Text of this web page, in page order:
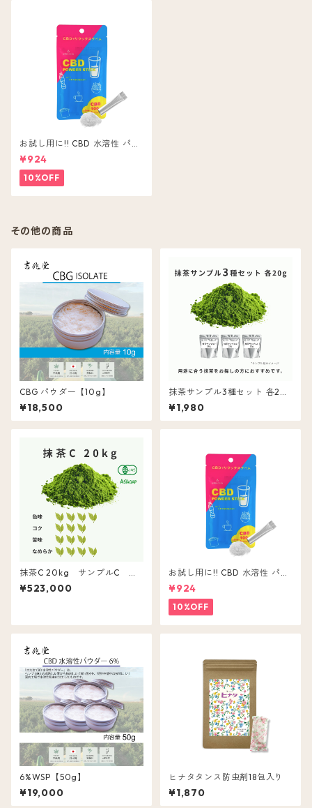
お試し用に!! CBD 水溶性 パウ
ダー 5本入 CBD ( 含有量 1包 2
0mg ) 粉末 無味無色
¥924
10%OFF
その他の商品
CBG パウダー【10g】
¥18,500
抹茶サンプル3種セット 各20
g
¥1,980
抹茶C 20kg サンプルC 同
品
¥523,000
お試し用に!! CBD 水溶性 パウ
ダー 5本入 CBD ( 含有量 1包 2
0mg ) 粉末 無味無色
¥924
10%OFF
6%WSP【50g】
¥19,000
ヒナタタンス防虫剤18包入り
¥1,870